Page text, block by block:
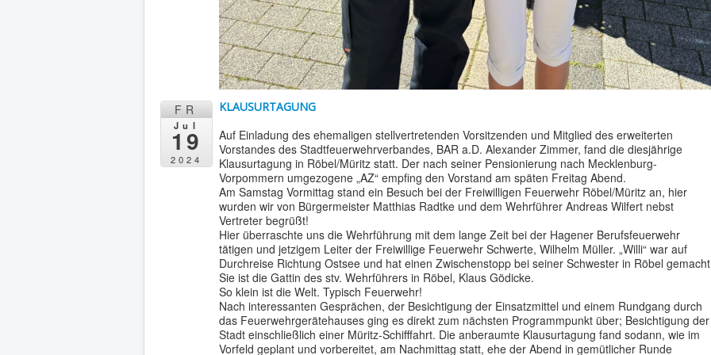
FR
Jul
19
2024
KLAUSURTAGUNG
Auf Einladung des ehemaligen stellvertretenden Vorsitzenden und Mitglied des erweiterten
Vorstandes des Stadtfeuerwehrverbandes, BAR a.D. Alexander Zimmer, fand die diesjährige
Klausurtagung in Röbel/Müritz statt. Der nach seiner Pensionierung nach Mecklenburg-
Vorpommern umgezogene „AZ“ empfing den Vorstand am späten Freitag Abend.
Am Samstag Vormittag stand ein Besuch bei der Freiwilligen Feuerwehr Röbel/Müritz an, hier
wurden wir von Bürgermeister Matthias Radtke und dem Wehrführer Andreas Wilfert nebst
Vertreter begrüßt!
Hier überraschte uns die Wehrführung mit dem lange Zeit bei der Hagener Berufsfeuerwehr
tätigen und jetzigem Leiter der Freiwillige Feuerwehr Schwerte, Wilhelm Müller. „Willi“ war auf
Durchreise Richtung Ostsee und hat einen Zwischenstopp bei seiner Schwester in Röbel
Sie ist die Gattin des stv. Wehrführers in Röbel, Klaus Gödicke.
So klein ist die Welt. Typisch Feuerwehr!
Nach interessanten Gesprächen, der Besichtigung der Einsatzmittel und einem Rundgang durch
das Feuerwehrgerätehauses ging es direkt zum nächsten Programmpunkt über; Besichtigung der
Stadt einschließlich einer Müritz-Schifffahrt. Die anberaumte Klausurtagung fand sodann, wie im
Vorfeld geplant und vorbereitet, am Nachmittag statt, ehe der Abend in gemütlicher Runde